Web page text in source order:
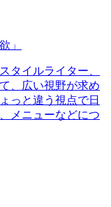
」
タイルライター、
、広い視野が求め
っと違う視点で日
メニューなどにつ